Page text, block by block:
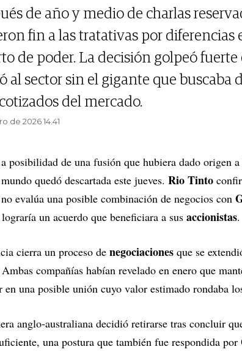
de año y medio de charlas
fin a las tratativas por diferencias
de poder. La decisión golpeó fuerte
al sector sin el gigante que buscaba
del mercado.
de 2026 14.41
a posibilidad de una fusión que hubiera dado origen
mundo quedó descartada este jueves. Rio Tinto
no evalúa una posible combinación de negocios con
un acuerdo que beneficiara a sus accionistas.
cierra un proceso de negociaciones que se
compañías habían revelado en enero que
en una posible unión cuyo valor estimado rondaba
anglo-australiana decidió retirarse tras concluir
una postura que también fue respondida por